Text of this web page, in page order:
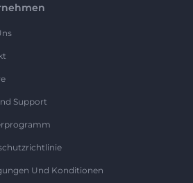
Support
Und Konditionen